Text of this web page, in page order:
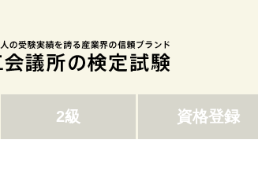
2級 資格登録